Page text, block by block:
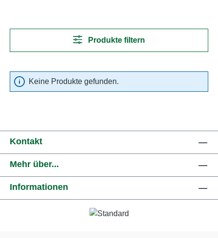
Produkte filtern
Keine Produkte gefunden.
Kontakt
Mehr über...
Informationen